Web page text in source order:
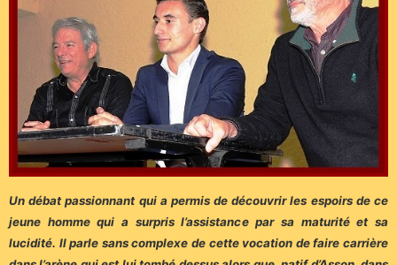
Un débat passionnant qui a permis de découvrir les espoirs de ce
jeune homme qui a surpris l’assistance par sa maturité et sa
lucidité. Il parle sans complexe de cette vocation de faire carrière